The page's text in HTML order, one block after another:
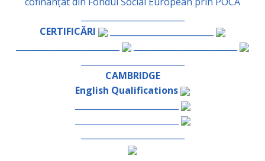
CERTIFICĂRI
CAMBRIDGE
English Qualifications